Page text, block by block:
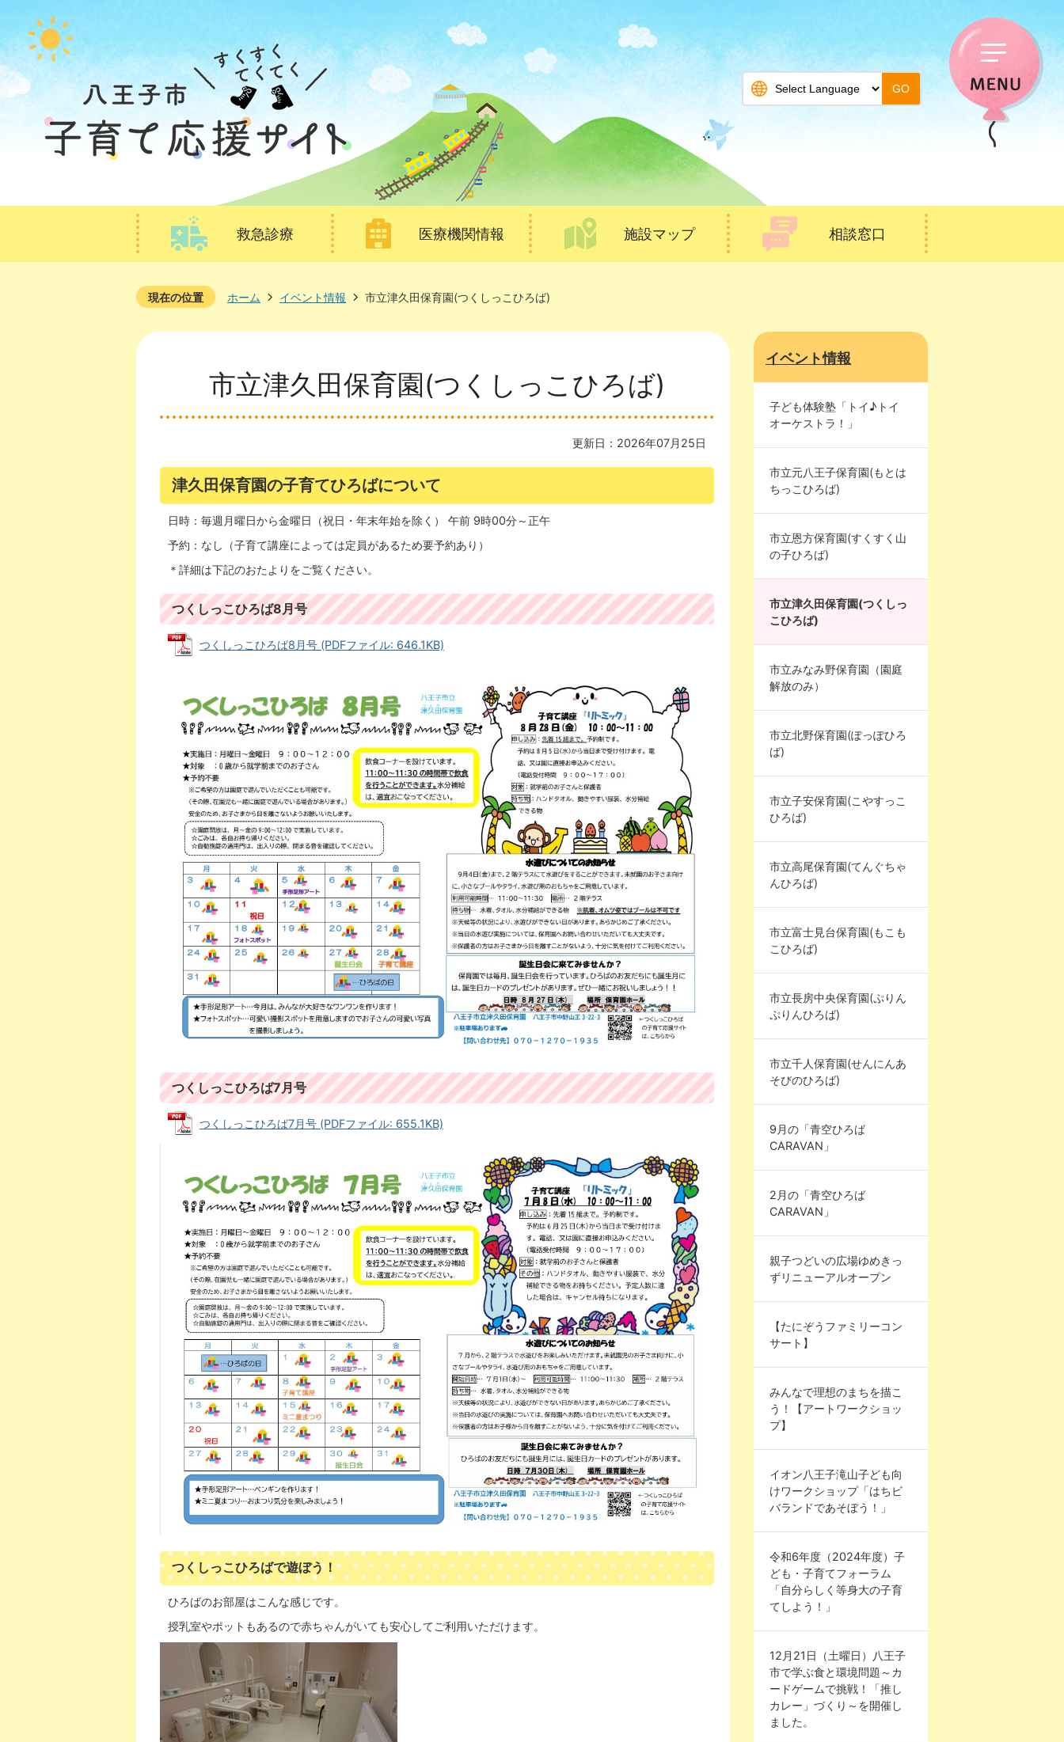
GO
救急診療 医療機関情報 施設マップ 相談窓口
現在の位置 ホーム イベント情報 市立津久田保育園(つくしっこひろば)
市立津久田保育園(つくしっこひろば)
更新日：2026年07月25日
津久田保育園の子育てひろばについて
日時：毎週月曜日から金曜日（祝日・年末年始を除く） 午前 9時00分～正午
予約：なし（子育て講座によっては定員があるため要予約あり）
＊詳細は下記のおたよりをご覧ください。
つくしっこひろば8月号
つくしっこひろば8月号 (PDFファイル: 646.1KB)
つくしっこひろば7月号
つくしっこひろば7月号 (PDFファイル: 655.1KB)
つくしっこひろばで遊ぼう！
ひろばのお部屋はこんな感じです。
授乳室やポットもあるので赤ちゃんがいても安心してご利用いただけます。
イベント情報
子ども体験塾「トイ♪トイ
オーケストラ！」
市立元八王子保育園(もとは
ちっこひろば)
市立恩方保育園(すくすく山
の子ひろば)
市立津久田保育園(つくしっ
こひろば)
市立みなみ野保育園（園庭
解放のみ）
市立北野保育園(ぽっぽひろ
ば)
市立子安保育園(こやすっこ
ひろば)
市立高尾保育園(てんぐちゃ
んひろば)
市立富士見台保育園(もこも
こひろば)
市立長房中央保育園(ぷりん
ぷりんひろば)
市立千人保育園(せんにんあ
そびのひろば)
9月の「青空ひろば
CARAVAN」
2月の「青空ひろば
CARAVAN」
親子つどいの広場ゆめきっ
ずリニューアルオープン
【たにぞうファミリーコン
サート】
みんなで理想のまちを描こ
う！【アートワークショッ
プ】
イオン八王子滝山子ども向
けワークショップ「はちビ
バランドであそぼう！」
令和6年度（2024年度）子
ども・子育てフォーラム
「自分らしく等身大の子育
てしよう！」
12月21日（土曜日）八王子
市で学ぶ食と環境問題～カ
ードゲームで挑戦！「推し
カレー」づくり～を開催し
ました。